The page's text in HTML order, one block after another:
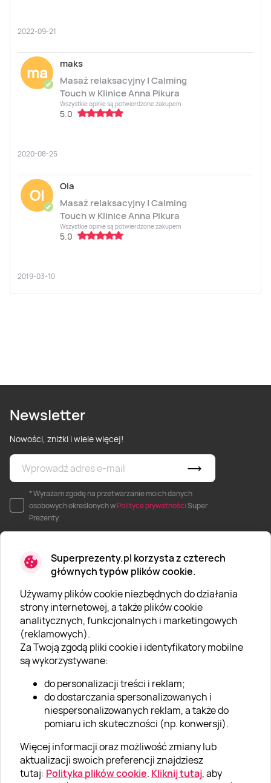
Superprezenty.pl korzysta z czterech
głównych typów plików cookie.
Używamy plików cookie niezbędnych do działania
strony internetowej, a także plików cookie
analitycznych, funkcjonalnych i marketingowych
(reklamowych).
Za Twoją zgodą pliki cookie i identyfikatory mobilne
są wykorzystywane:
do personalizacji treści i reklam;
do dostarczania spersonalizowanych i
niespersonalizowanych reklam, a także do
pomiaru ich skuteczności (np. konwersji).
Więcej informacji oraz możliwość zmiany lub
aktualizacji swoich preferencji znajdziesz
tutaj: Polityka plików cookie. Kliknij tutaj, aby
2022-09-21
ma
✔
maks
Masaż relaksacyjny | Calming
Touch w Klinice Anna Pikura
Wszystkie opinie są potwierdzone zakupem
5.0
2020-08-25
Ol
✔
Ola
Masaż relaksacyjny | Calming
Touch w Klinice Anna Pikura
Wszystkie opinie są potwierdzone zakupem
5.0
2019-03-10
Newsletter
Nowości, zniżki i wiele więcej!
* Wyrażam zgodę na przetwarzanie moich danych
osobowych określonych wPolityce prywatnościSuper
Prezenty.
O SUPERPREZENTY
O nas
Aktualności
Kariera w Super Prezentach
Klub Lojalnościowy
Dodaj recenzję